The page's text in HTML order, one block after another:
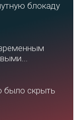
блокаду
было скрыть